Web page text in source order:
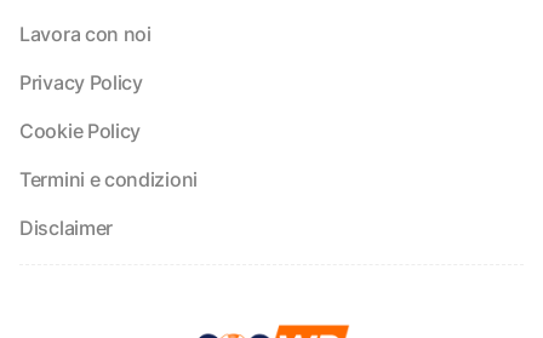
Lavora con noi
Privacy Policy
Cookie Policy
Termini e condizioni
Disclaimer